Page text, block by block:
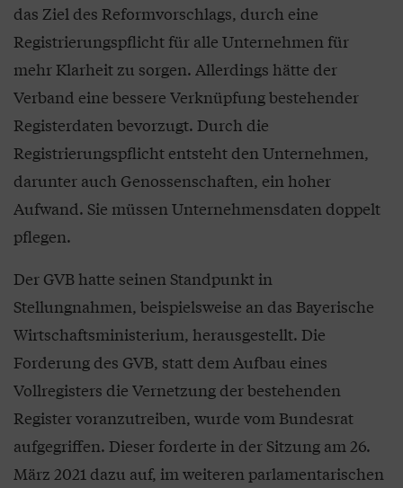
das Ziel des Reformvorschlags, durch eine
Registrierungspflicht für alle Unternehmen für
mehr Klarheit zu sorgen. Allerdings hätte der
Verband eine bessere Verknüpfung bestehender
Registerdaten bevorzugt. Durch die
Registrierungspflicht entsteht den Unternehmen,
darunter auch Genossenschaften, ein hoher
Aufwand. Sie müssen Unternehmensdaten doppelt
pflegen.
Der GVB hatte seinen Standpunkt in
Stellungnahmen, beispielsweise an das Bayerische
Wirtschaftsministerium, herausgestellt. Die
Forderung des GVB, statt dem Aufbau eines
Vollregisters die Vernetzung der bestehenden
Register voranzutreiben, wurde vom Bundesrat
aufgegriffen. Dieser forderte in der Sitzung am 26.
März 2021 dazu auf, im weiteren parlamentarischen